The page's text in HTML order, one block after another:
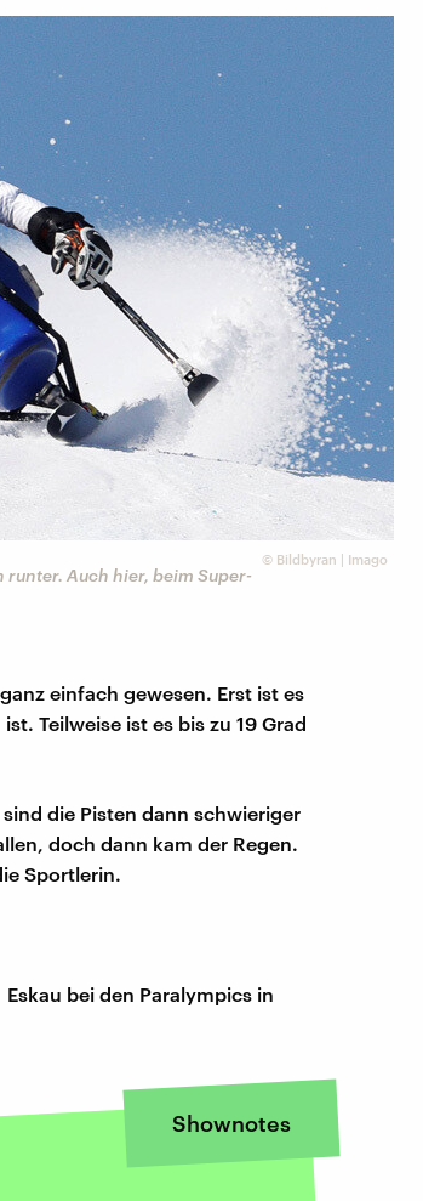
© Bildbyran | Imago
Auch hier, beim Super-
einfach gewesen. Erst ist es
Teilweise ist es bis zu 19 Grad
die Pisten dann schwieriger
doch dann kam der Regen.
Sportlerin.
bei den Paralympics in
Shownotes